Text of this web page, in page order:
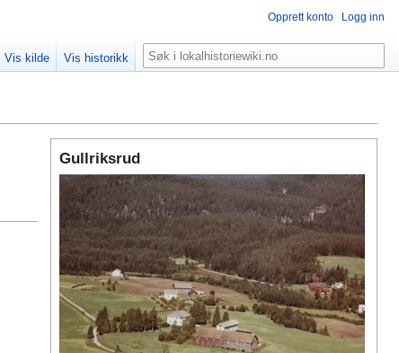
Gullriksrud
Opprett konto Logg inn
Vis kilde Vis historikk Søk